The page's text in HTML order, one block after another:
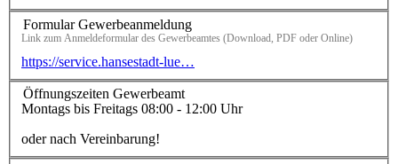
Formular Gewerbeanmeldung
Link zum Anmeldeformular des Gewerbeamtes (Download, PDF oder Online)
https://service.hansestadt-lue…
Öffnungszeiten Gewerbeamt
Montags bis Freitags 08:00 - 12:00 Uhr
oder nach Vereinbarung!